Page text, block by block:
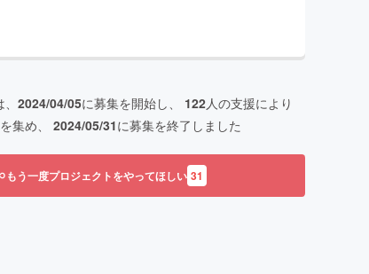
2024/04/05に募集を開始し、 122人の支援により
集め、 2024/05/31に募集を終了しました
もう一度プロジェクトをやってほしい 31